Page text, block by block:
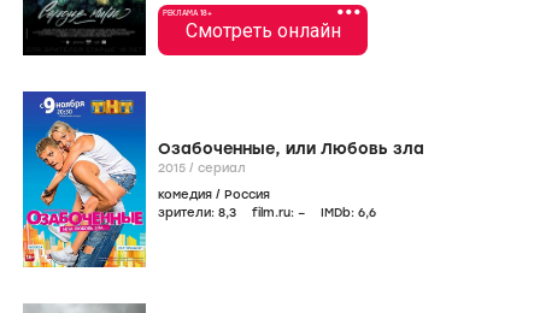
•••
РЕКЛАМА 18+
Смотреть онлайн
Озабоченные, или Любовь зла
2015 / сериал
комедия / Россия
зрители: 8,3 film.ru: – IMDb: 6,6